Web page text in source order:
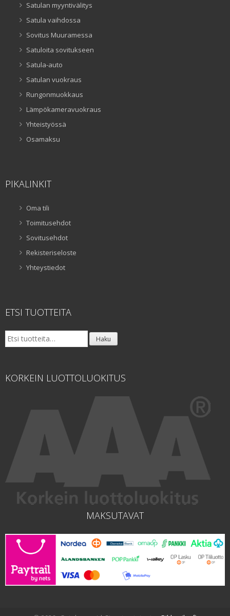
Satulan myyntivälitys
Satula vaihdossa
Sovitus Muuramessa
Satuloita sovitukseen
Satula-auto
Satulan vuokraus
Rungonmuokkaus
Lämpökameravuokraus
Yhteistyössä
Osamaksu
PIKALINKIT
Oma tili
Toimitusehdot
Sovitusehdot
Rekisteriseloste
Yhteystiedot
ETSI TUOTTEITA
Etsi: Haku
KORKEIN LUOTTOLUOKITUS
MAKSUTAVAT